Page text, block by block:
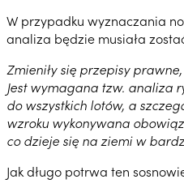
W przypadku wyznaczania
analiza będzie musiała
Zmieniły się przepisy
Jest wymagana tzw. analiza
do wszystkich lotów, a
wzroku wykonywana
co dzieje się na ziemi w
Jak długo potrwa ten